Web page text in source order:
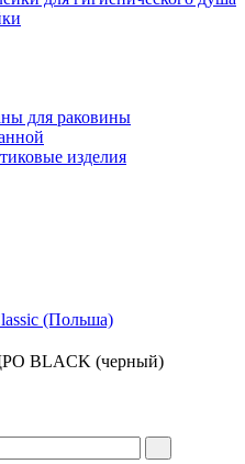
для раковины
изделия
(Польша)
BLACK (черный)